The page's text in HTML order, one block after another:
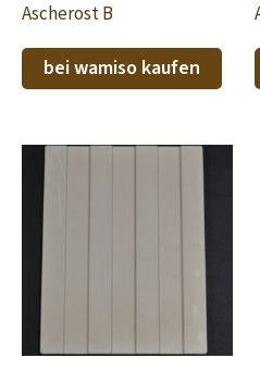
Ascherost B
bei wamiso kaufen